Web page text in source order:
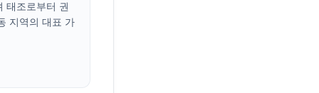
태조로부터 권
지역의 대표 가